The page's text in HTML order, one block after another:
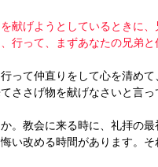
献げようとしているときに
行って、まずあなたの兄弟
て仲直りをして心を清めて
ささげ物を献げなさいと言
。教会に来る時に、礼拝の
い改める時間があります。